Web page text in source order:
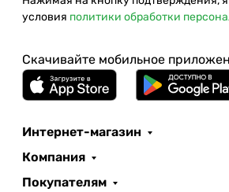
условия политики обработки
Скачивайте мобильное
Интернет-магазин
Компания
Покупателям